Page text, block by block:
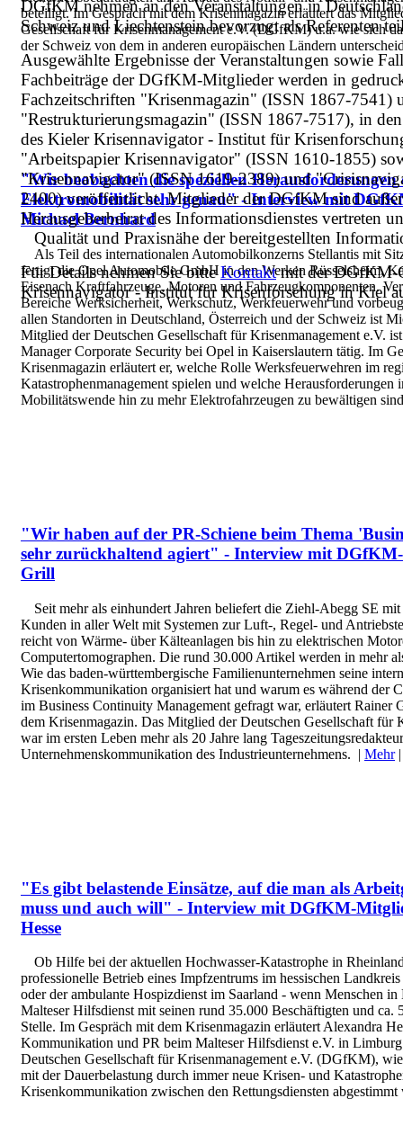
beteiligt. Im Gespräch mit dem Krisenmagazin erläutert das
Gesellschaft für Krisenmanagement e.V. (DGfKM) u.a. wie sich
der Schweiz von dem in anderen europäischen Ländern
"Wir beobachten die speziellen Herausforderungen
Elektromobilität sehr genau" - Interview mit
Michael Bernhard
Als Teil des internationalen Automobilkonzerns Stellantis mit
fertigt die Opel Automobile GmbH in den Werken Rüsselsheim,
Eisenach Kraftfahrzeuge, Motoren und Fahrzeugkomponenten.
Bereiche Werksicherheit, Werkschutz, Werkfeuerwehr und
allen Standorten in Deutschland, Österreich und der Schweiz ist
Mitglied der Deutschen Gesellschaft für Krisenmanagement e.V.
Manager Corporate Security bei Opel in Kaiserslautern tätig. Im
Krisenmagazin erläutert er, welche Rolle Werksfeuerwehren im
Katastrophenmanagement spielen und welche Herausforderungen
Mobilitätswende hin zu mehr Elektrofahrzeugen zu bewältigen
"Wir haben auf der PR-Schiene beim Thema
sehr zurückhaltend agiert" - Interview mit
Grill
Seit mehr als einhundert Jahren beliefert die Ziehl-Abegg SE
Kunden in aller Welt mit Systemen zur Luft-, Regel- und
reicht von Wärme- über Kälteanlagen bis hin zu elektrischen
Computertomographen. Die rund 30.000 Artikel werden in mehr
Wie das baden-württembergische Familienunternehmen seine
Krisenkommunikation organisiert hat und warum es während der
im Business Continuity Management gefragt war, erläutert Rainer
dem Krisenmagazin. Das Mitglied der Deutschen Gesellschaft für
war im ersten Leben mehr als 20 Jahre lang
Unternehmenskommunikation des Industrieunternehmens. | Mehr
"Es gibt belastende Einsätze, auf die man als
muss und auch will" - Interview mit DGfKM-
Hesse
Ob Hilfe bei der aktuellen Hochwasser-Katastrophe in
professionelle Betrieb eines Impfzentrums im hessischen
oder der ambulante Hospizdienst im Saarland - wenn Menschen
Malteser Hilfsdienst mit seinen rund 35.000 Beschäftigten und ca.
Stelle. Im Gespräch mit dem Krisenmagazin erläutert Alexandra
Kommunikation und PR beim Malteser Hilfsdienst e.V. in
Deutschen Gesellschaft für Krisenmanagement e.V. (DGfKM),
mit der Dauerbelastung durch immer neue Krisen- und
Krisenkommunikation zwischen den Rettungsdiensten
DGfKM nehmen an den Veranstaltungen in
Schweiz und Liechtenstein bevorzugt als Referenten
Ausgewählte Ergebnisse der Veranstaltungen sowie
Fachbeiträge der DGfKM-Mitglieder werden in
Fachzeitschriften "Krisenmagazin" (ISSN 1867-7541)
"Restrukturierungsmagazin" (ISSN 1867-7517), in
des Kieler Krisennavigator - Institut für
"Arbeitspapier Krisennavigator" (ISSN 1610-1855)
"Krisennavigator" (ISSN 1619-2389) und
2400) veröffentlicht. Mitglieder der DGfKM sind
Herausgeberbeirat des Informationsdienstes vertreten
Qualität und Praxisnähe der bereitgestellten
Für Details nehmen Sie bitteKontaktmit der DGfKM-
Krisennavigator - Institut für Krisenforschung in Kiel